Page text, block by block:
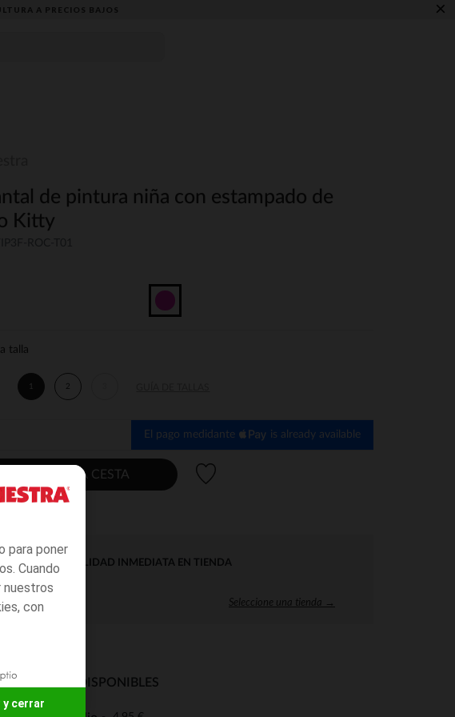
para poner
Cuando
nuestros
con
y cerrar
A PRECIOS BAJOS ×
de pintura niña con estampado de
Kitty
talla
1 2
El pago medidante is already available
AÑADIR A LA CESTA
DISPONIBILIDAD INMEDIATA EN TIENDA
Seleccione una tienda →
DE ENVÍO DISPONIBLES